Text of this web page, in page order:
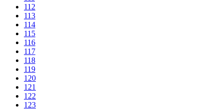
112
113
114
115
116
117
118
119
120
121
122
123